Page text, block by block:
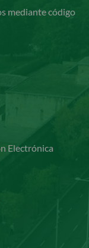
mediante código
Electrónica